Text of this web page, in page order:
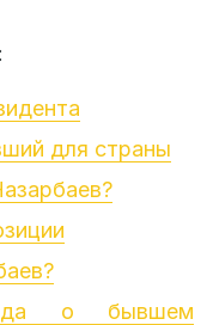
для страны
о бывшем